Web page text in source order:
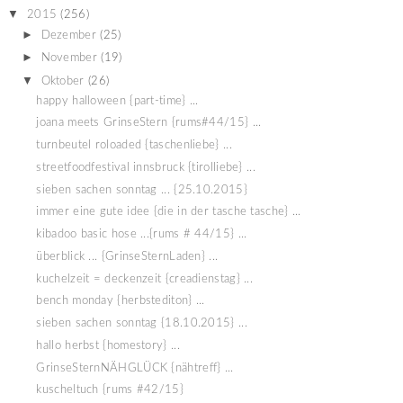
▼ 2015 (256)
► Dezember (25)
► November (19)
▼ Oktober (26)
happy halloween {part-time} ...
joana meets GrinseStern {rums#44/15} ...
turnbeutel roloaded {taschenliebe} ...
streetfoodfestival innsbruck {tirolliebe} ...
sieben sachen sonntag ... {25.10.2015}
immer eine gute idee {die in der tasche tasche} ...
kibadoo basic hose ...{rums # 44/15} ...
überblick ... {GrinseSternLaden} ...
kuchelzeit = deckenzeit {creadienstag} ...
bench monday {herbstediton} ...
sieben sachen sonntag {18.10.2015} ...
hallo herbst {homestory} ...
GrinseSternNÄHGLÜCK {nähtreff} ...
kuscheltuch {rums #42/15}